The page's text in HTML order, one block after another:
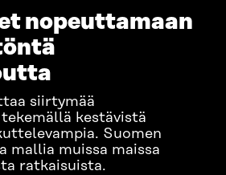
nopeuttamaan
siirtymää
kestävistä
Suomen
mallia muissa maissa
ratkaisuista.